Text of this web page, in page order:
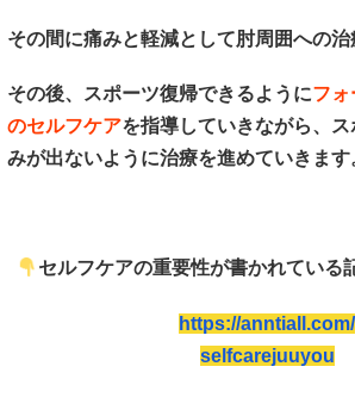
その間に痛みと軽減として肘周囲への治
その後、スポーツ復帰できるようにフォ
のセルフケアを指導していきながら、
みが出ないように治療を進めていきます
セルフケアの重要性が書かれている
https://anntiall.com/
selfcarejuuyou